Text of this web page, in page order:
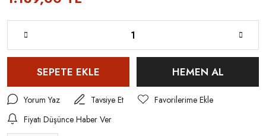
SEPETE EKLE HEMEN AL
Yorum Yaz
Tavsiye Et
Fiyatı Düşünce Haber Ver